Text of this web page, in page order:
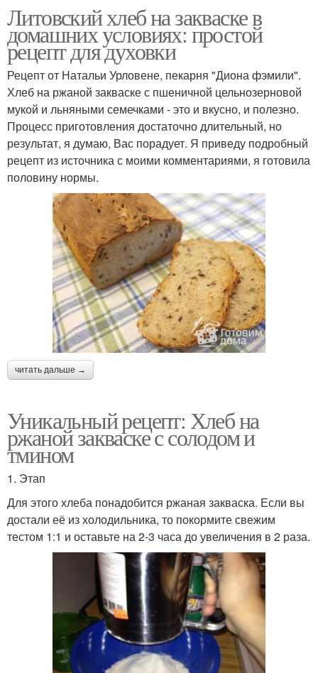
Литовский хлеб на закваске в
домашних условиях: простой
рецепт для духовки
Рецепт от Натальи Урловене, пекарня "Диона фэмили".
Хлеб на ржаной закваске с пшеничной цельнозерновой
мукой и льняными семечками - это и вкусно, и полезно.
Процесс приготовления достаточно длительный, но
результат, я думаю, Вас порадует. Я приведу подробный
рецепт из источника с моими комментариями, я готовила
половину нормы.
читать дальше →
Уникальный рецепт: Хлеб на
ржаной закваске с солодом и
тмином
1. Этап
Для этого хлеба понадобится ржаная закваска. Если вы
достали её из холодильника, то покормите свежим
тестом 1:1 и оставьте на 2-3 часа до увеличения в 2 раза.